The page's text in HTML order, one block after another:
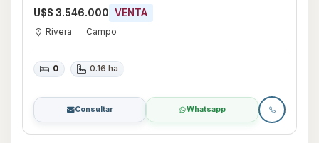
U$S 3.546.000 VENTA
Rivera Campo
0 0.16 ha
Consultar Whatsapp